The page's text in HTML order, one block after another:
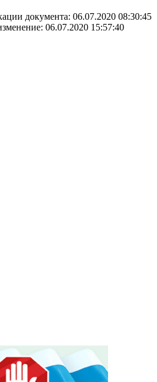
документа: 06.07.2020 08:30:45
06.07.2020 15:57:40